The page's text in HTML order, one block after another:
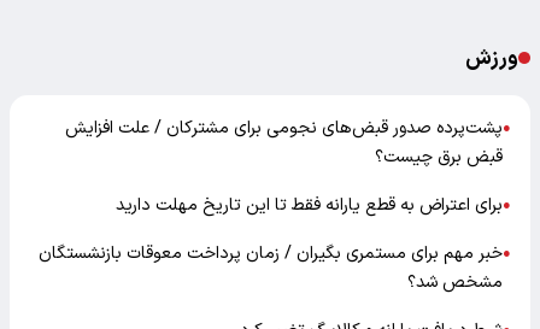
ورزش
●پشت‌پرده صدور قبض‌های نجومی برای مشترکان / علت افزایش
قبض برق چیست؟
●برای اعتراض به قطع یارانه فقط تا این تاریخ مهلت دارید
●خبر مهم برای مستمری بگیران / زمان پرداخت معوقات بازنشستگان
مشخص شد؟